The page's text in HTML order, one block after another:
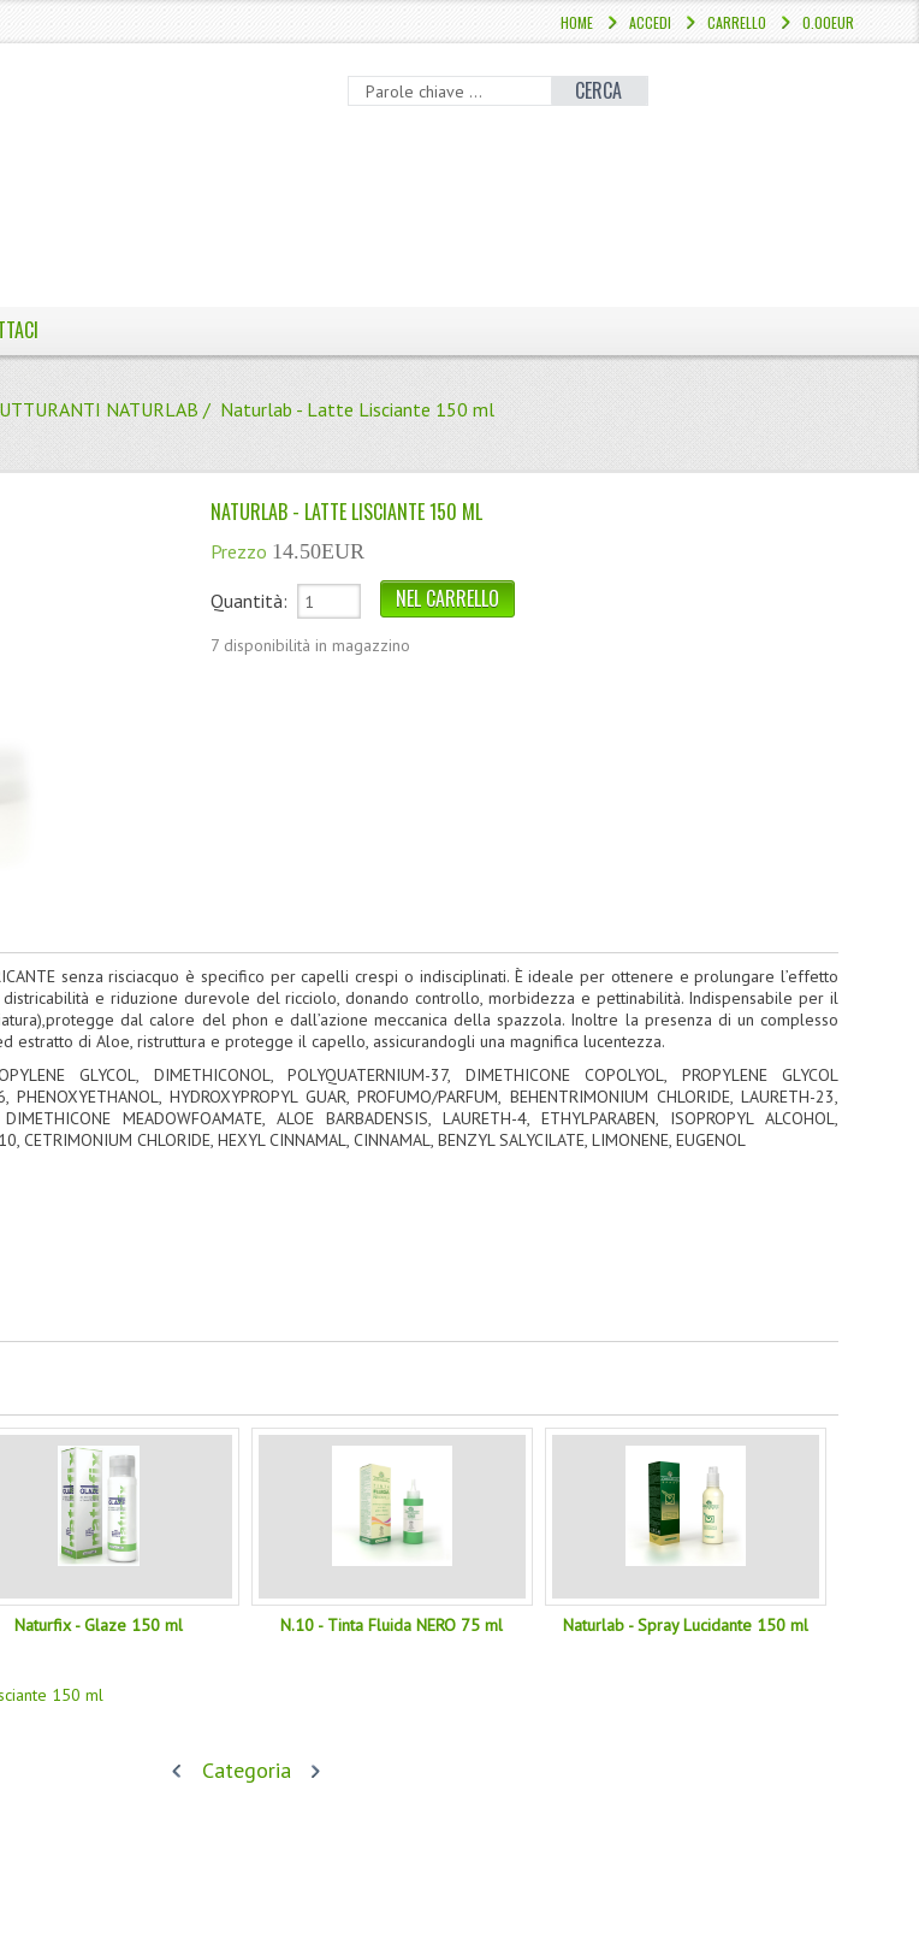
0.00EUR
CARRELLO
ACCEDI
HOME
CERCA
NATURLAB / Naturlab - Latte Lisciante 150 ml
NATURLAB - LATTE LISCIANTE 150 ML
Prezzo 14.50EUR
Quantità:
7 disponibilità in magazzino
senza risciacquo è specifico per capelli crespi o indisciplinati. È ideale per ottenere e prolungare l’effetto
e riduzione durevole del ricciolo, donando controllo, morbidezza e pettinabilità. Indispensabile per il
dal calore del phon e dall’azione meccanica della spazzola. Inoltre la presenza di un complesso
estratto di Aloe, ristruttura e protegge il capello, assicurandogli una magnifica lucentezza.
GLYCOL, DIMETHICONOL, POLYQUATERNIUM-37, DIMETHICONE COPOLYOL, PROPYLENE GLYCOL
PHENOXYETHANOL, HYDROXYPROPYL GUAR, PROFUMO/PARFUM, BEHENTRIMONIUM CHLORIDE, LAURETH-23,
MEADOWFOAMATE, ALOE BARBADENSIS, LAURETH-4, ETHYLPARABEN, ISOPROPYL ALCOHOL,
CETRIMONIUM CHLORIDE, HEXYL CINNAMAL, CINNAMAL, BENZYL SALYCILATE, LIMONENE, EUGENOL
Naturfix - Glaze 150 ml N.10 - Tinta Fluida NERO 75 ml
Naturlab - Spray Lucidante 150 ml
150 ml
Categoria